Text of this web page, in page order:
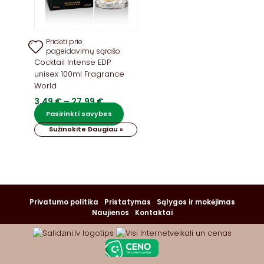
Pridėti prie
pageidavimų sąrašo
Cocktail Intense EDP
unisex 100ml Fragrance
World
3,49€–27,99€Price
range:
3,49 €
through
Pasirinkti savybes
This
product
has
options
be
on
the
product
Sužinokite Daugiau »
Privatumo politika Pristatymas
Sąlygos ir mokėjimas
Naujienos
Kontaktai